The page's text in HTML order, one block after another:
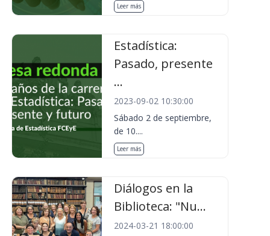
Leer más
Estadística:
Pasado, presente
...
2023-09-02 10:30:00
Sábado 2 de septiembre,
de 10....
Leer más
Diálogos en la
Biblioteca: "Nu...
2024-03-21 18:00:00